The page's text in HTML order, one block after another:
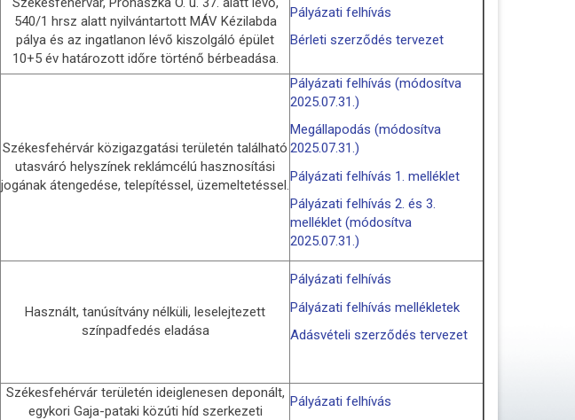
540/1 hrsz alatt nyilvántartott MÁV Kézilabda
pálya és az ingatlanon lévő kiszolgáló épület
10+5 év határozott időre történő bérbeadása.
Pályázati felhívás
Bérleti szerződés tervezet
Székesfehérvár közigazgatási területén található
utasváró helyszínek reklámcélú hasznosítási
jogának átengedése, telepítéssel, üzemeltetéssel.
Pályázati felhívás (módosítva
2025.07.31.)
Megállapodás (módosítva
2025.07.31.)
Pályázati felhívás 1. melléklet
Pályázati felhívás 2. és 3.
melléklet (módosítva
2025.07.31.)
Használt, tanúsítvány nélküli, leselejtezett
színpadfedés eladása
Pályázati felhívás
Pályázati felhívás mellékletek
Adásvételi szerződés tervezet
Székesfehérvár területén ideiglenesen deponált,
egykori Gaja-pataki közúti híd szerkezeti
Pályázati felhívás